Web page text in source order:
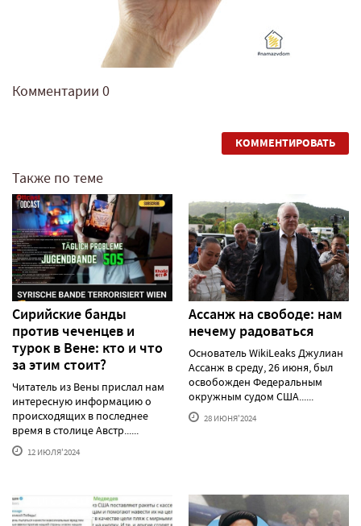
Комментарии 0
КОММЕНТИРОВАТЬ
Также по теме
Сирийские банды
против чеченцев и
турок в Вене: кто и что
за этим стоит?
Читатель из Вены прислал нам
интересную информацию о
происходящих в последнее
время в столице Австр......
12 ИЮЛЯ'2024
Ассанж на свободе: нам
нечему радоваться
Основатель WikiLeaks Джулиан
Ассанж в среду, 26 июня, был
освобожден Федеральным
окружным судом США......
28 ИЮНЯ'2024